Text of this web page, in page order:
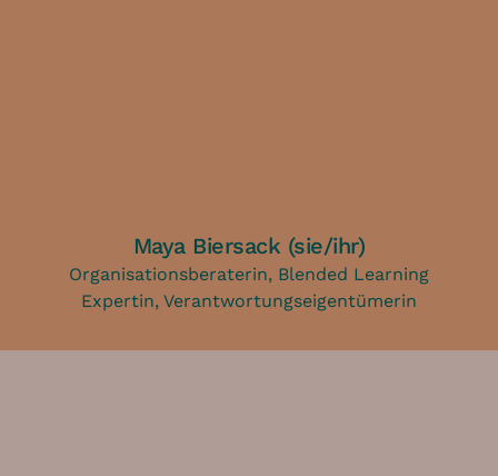
Maya Biersack (sie/ihr)
Organisationsberaterin, Blended Learning
Expertin, Verantwortungseigentümerin